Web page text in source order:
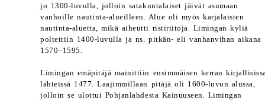
jo 1300-luvulla, jolloin satakuntalaiset jäivät asumaan
vanhoille nautinta-alueilleen. Alue oli myös karjalaisten
nautinta-aluetta, mikä aiheutti ristiriitoja. Limingan kyliä
poltettiin 1400-luvulla ja ns. pitkän- eli vanhanvihan aikana
1570–1595.
Limingan emäpitäjä mainittiin ensimmäisen kerran
lähteissä 1477. Laajimmillaan pitäjä oli 1600-luvun alussa,
jolloin se ulottui Pohjanlahdesta Kainuuseen. Limingan